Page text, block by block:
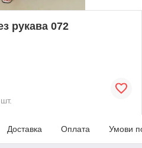
рукава 072
Доставка Оплата Умови